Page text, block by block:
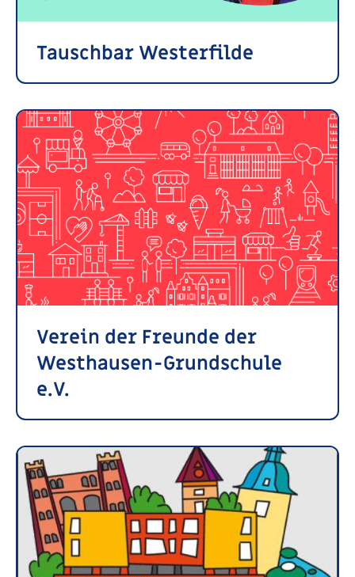
Tauschbar Westerfilde
Verein der Freunde der
Westhausen-Grundschule
e.V.